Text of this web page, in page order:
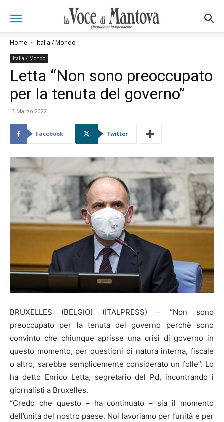
Home Italia / Mondo
Italia / Mondo
Letta “Non sono preoccupato
per la tenuta del governo”
3 Marzo 2022
Facebook Twitter
BRUXELLES (BELGIO) (ITALPRESS) – “Non sono
preoccupato per la tenuta del governo perchè sono
convinto che chiunque aprisse una crisi di governo in
questo momento, per questioni di natura interna, fiscale
o altro, sarebbe semplicemente considerato un folle”. Lo
ha detto Enrico Letta, segretario del Pd, incontrando i
giornalisti a Bruxelles.
“Credo che questo – ha continuato – sia il momento
dell’unità del nostro paese. Noi lavoriamo per l’unità e per